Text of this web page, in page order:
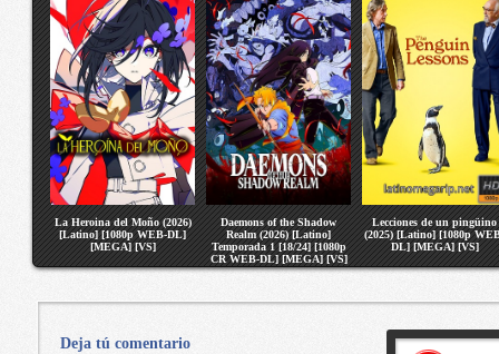
La Heroina del Moño (2026)
[Latino] [1080p WEB-DL]
[MEGA] [VS]
Daemons of the Shadow
Realm (2026) [Latino]
Temporada 1 [18/24] [1080p
CR WEB-DL] [MEGA] [VS]
Lecciones de un pingüino
(2025) [Latino] [1080p
DL] [MEGA] [VS]
Deja tú comentario